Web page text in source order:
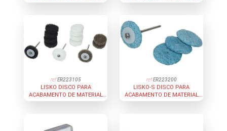
SOFT - DESGASTE MÉDIO
SOFT - DESGASTE FORTE
ref:ER223105
LISKO DISCO PARA
ACABAMENTO DE MATERIAL
SOFT - JOGO SURTIDO
ref:ER223200
LISKO-S DISCO PARA
ACABAMENTO DE MATERIAL
TERMOVÁCUO SOFT - VERDE 10